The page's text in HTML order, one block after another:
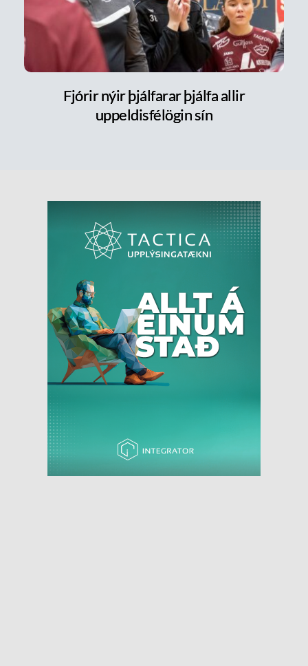
Fjórir nýir þjálfarar þjálfa allir
uppeldisfélögin sín